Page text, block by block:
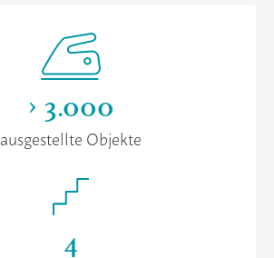
> 3.000
ausgestellte Objekte
4